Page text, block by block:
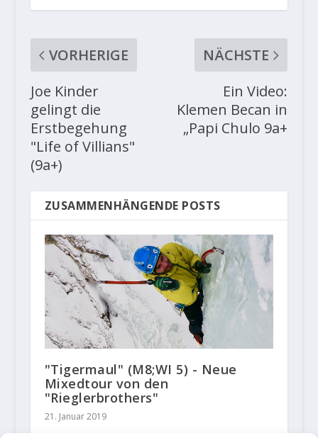
VORHERIGE
Joe Kinder
gelingt die
Erstbegehung
"Life of Villians"
(9a+)
NÄCHSTE
Ein Video:
Klemen Becan in
„Papi Chulo 9a+
ZUSAMMENHÄNGENDE POSTS
"Tigermaul" (M8;WI 5) - Neue
Mixedtour von den
"Rieglerbrothers"
21. Januar 2019